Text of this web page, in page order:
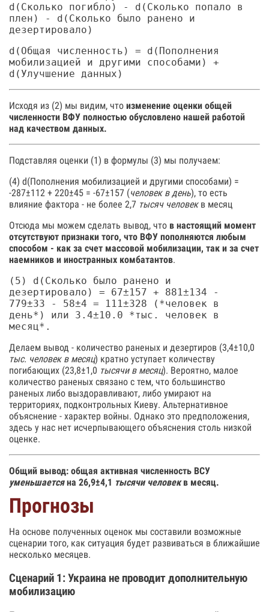
d(Сколько погибло) - d(Сколько попало в
плен) - d(Сколько было ранено и
дезертировало)
d(Общая численность) = d(Пополнения
мобилизацией и другими способами) +
d(Улучшение данных)
Исходя из (2) мы видим, что изменение оценки общей
численности ВФУ полностью обусловлено нашей работой
над качеством данных.
Подставляя оценки (1) в формулы (3) мы получаем:
(4) d(Пополнения мобилизацией и другими способами) =
-287±112 + 220±45 = -67±157 (человек в день), то есть
влияние фактора - не более 2,7 тысяч человекв месяц
Отсюда мы можем сделать вывод, что в настоящий момент
отсутствуют признаки того, что ВФУ пополняются любым
способом - как за счет массовой мобилизации, так и за счет
наемников и иностранных комбатантов.
(5) d(Сколько было ранено и
дезертировало) = 67±157 + 881±134 -
779±33 - 58±4 = 111±328 (*человек в
день*) или 3.4±10.0 *тыс. человек в
месяц*.
Делаем вывод - количество раненых и дезертиров (3,4±10,0
тыс. человек в месяц) кратно уступает количеству
погибающих (23,8±1,0 тысячи в месяц). Вероятно, малое
количество раненых связано с тем, что большинство
раненых либо выздоравливают, либо умирают на
территориях, подконтрольных Киеву. Альтернативное
объяснение - характер войны. Однако это предположения,
здесь у нас нет исчерпывающего объяснения столь низкой
оценке.
Общий вывод: общая активная численность ВСУ
уменьшаетсяна 26,9±4,1 тысячи человекв месяц.
Прогнозы
На основе полученных оценок мы составили возможные
сценарии того, как ситуация будет развиваться в ближайшие
несколько месяцев.
Сценарий 1: Украина не проводит дополнительную
мобилизацию